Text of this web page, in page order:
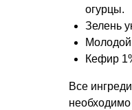
огурцы.
Зелень
Молодой
Кефир
Все
необходимо